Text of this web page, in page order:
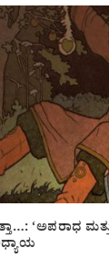
‘ಅಪರಾಧ ಮತ್ತು